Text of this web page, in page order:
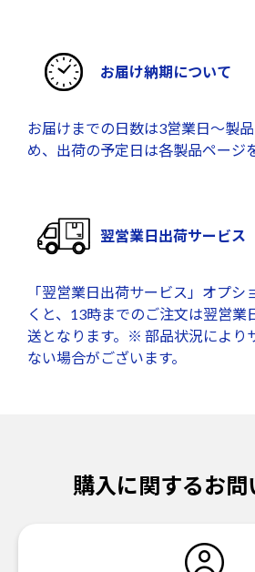
お届け納期について
お届けまでの日数は3営業日～製
め、出荷の予定日は各製品ページ
翌営業日出荷サービス
「翌営業日出荷サービス」オプシ
くと、13時までのご注文は翌営業
送となります。※ 部品状況により
ない場合がございます。
購入に関するお問